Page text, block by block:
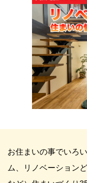
お住まいの事でいろ
ム、リノベーション